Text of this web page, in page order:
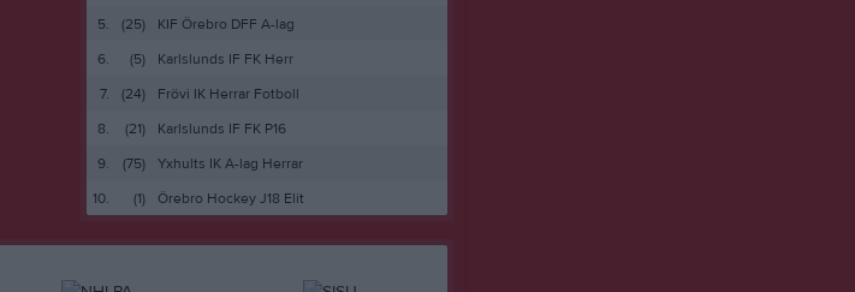
5.
(25)
KIF Örebro DFF A-lag
6.
(5)
Karlslunds IF FK Herr
7.
(24)
Frövi IK Herrar Fotboll
8.
(21)
Karlslunds IF FK P16
9.
(75)
Yxhults IK A-lag Herrar
10.
(1) Örebro Hockey J18 Elit